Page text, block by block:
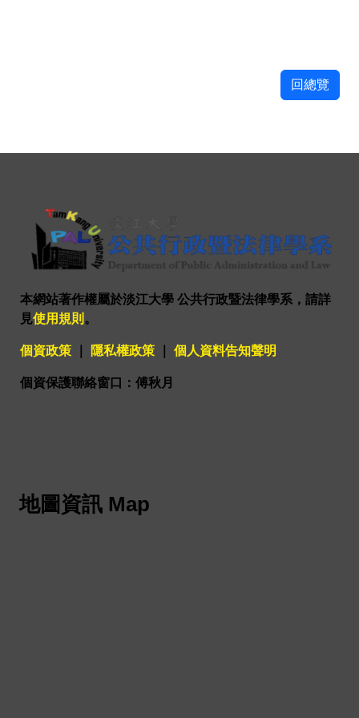
回總覽
本網站著作權屬於淡江大學 公共行政暨法律學系，請詳
見使用規則 。
個資政策 隱私權政策 個人資料告知聲明
個資保護聯絡窗口：傅秋月
地圖資訊 Map